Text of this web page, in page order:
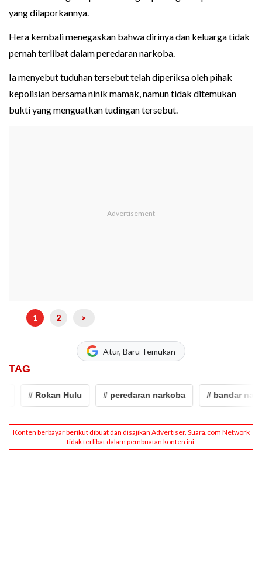
yang dilaporkannya.
Hera kembali menegaskan bahwa dirinya dan keluarga tidak
pernah terlibat dalam peredaran narkoba.
Ia menyebut tuduhan tersebut telah diperiksa oleh pihak
kepolisian bersama ninik mamak, namun tidak ditemukan
bukti yang menguatkan tudingan tersebut.
1 2 >
Atur, Baru Temukan
TAG
# Rokan Hulu # peredaran narkoba # bandar